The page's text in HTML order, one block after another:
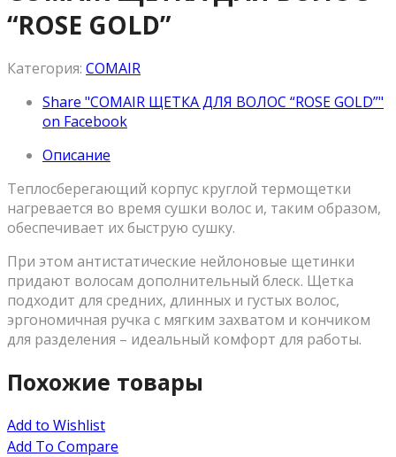
“ROSE GOLD”
Категория: COMAIR
Share "COMAIR ЩЕТКА ДЛЯ ВОЛОС “ROSE GOLD”"
on Facebook
Описание
Теплосберегающий корпус круглой термощетки
нагревается во время сушки волос и, таким образом,
обеспечивает их быструю сушку.
При этом антистатические нейлоновые щетинки
придают волосам дополнительный блеск. Щетка
подходит для средних, длинных и густых волос,
эргономичная ручка с мягким захватом и кончиком
для разделения – идеальный комфорт для работы.
Похожие товары
Add to Wishlist
Add To Compare